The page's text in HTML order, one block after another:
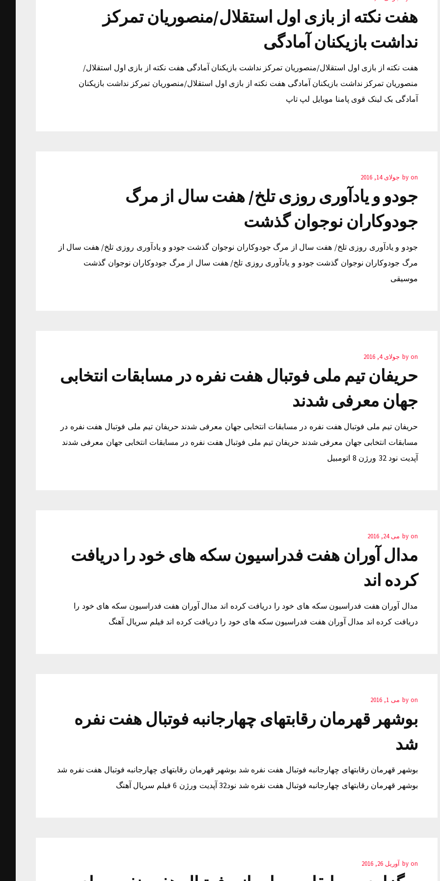
هفت نکته از بازی اول استقلال/منصوریان تمرکز
نداشت بازیکنان آمادگی
هفت نکته از بازی اول استقلال/منصوریان تمرکز نداشت بازیکنان آمادگی هفت نکته از بازی اول استقلال/
منصوریان تمرکز نداشت بازیکنان آمادگی هفت نکته از بازی اول استقلال/منصوریان تمرکز نداشت بازیکنان
آمادگی بک لینک قوی پامنا موبایل لپ تاپ
by on جولای 14, 2016
جودو و یادآوری روزی تلخ/ هفت سال از مرگ
جودوکاران نوجوان گذشت
جودو و یادآوری روزی تلخ/ هفت سال از مرگ جودوکاران نوجوان گذشت جودو و یادآوری روزی تلخ/ هفت سال از
مرگ جودوکاران نوجوان گذشت جودو و یادآوری روزی تلخ/ هفت سال از مرگ جودوکاران نوجوان گذشت
موسیقی
by on جولای 4, 2016
حریفان تیم ملی فوتبال هفت نفره در مسابقات انتخابی
جهان معرفی شدند
حریفان تیم ملی فوتبال هفت نفره در مسابقات انتخابی جهان معرفی شدند حریفان تیم ملی فوتبال هفت نفره در
مسابقات انتخابی جهان معرفی شدند حریفان تیم ملی فوتبال هفت نفره در مسابقات انتخابی جهان معرفی شدند
آپدیت نود 32 ورژن 8 اتومبیل
by on می 24, 2016
مدال آوران هفت فدراسیون سکه های خود را دریافت
کرده اند
مدال آوران هفت فدراسیون سکه های خود را دریافت کرده اند مدال آوران هفت فدراسیون سکه های خود را
دریافت کرده اند مدال آوران هفت فدراسیون سکه های خود را دریافت کرده اند فیلم سریال آهنگ
by on می 1, 2016
بوشهر قهرمان رقابتهای چهارجانبه فوتبال هفت نفره
شد
بوشهر قهرمان رقابتهای چهارجانبه فوتبال هفت نفره شد بوشهر قهرمان رقابتهای چهارجانبه فوتبال هفت نفره شد
بوشهر قهرمان رقابتهای چهارجانبه فوتبال هفت نفره شد نود32 آپدیت ورژن 6 فیلم سریال آهنگ
by on آوریل 26, 2016